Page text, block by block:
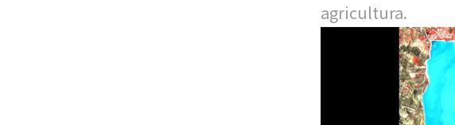
agricultura.